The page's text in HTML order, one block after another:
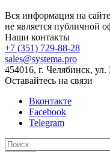
Вся информация на
не является публичной
Наши контакты
+7 (351) 729-88-28
sales@systema.pro
454016, г. Челябинск,
Оставайтесь на связи
Вконтакте
Facebook
Telegram